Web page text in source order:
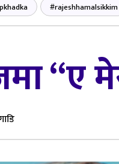
#rajeshhamalsikkim
“ए